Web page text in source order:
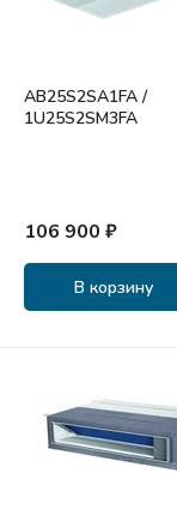
AB25S2SA1FA /
1U25S2SM3FA
106 900 ₽
В корзину